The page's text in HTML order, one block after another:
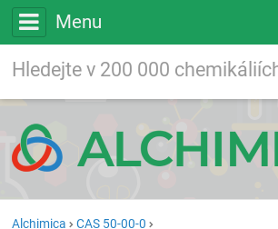
Menu
Vyhledávání
Alchimica
CAS 50-00-0